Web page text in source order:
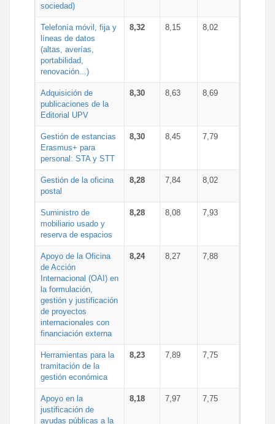
sociedad)
Telefonía móvil, fija y
líneas de datos
(altas, averías,
portabilidad,
renovación...)
8,32 8,15 8,02
Adquisición de
publicaciones de la
Editorial UPV
8,30 8,63 8,69
Gestión de estancias
Erasmus+ para
personal: STA y STT
8,30 8,45 7,79
Gestión de la oficina
postal
8,28 7,84 8,02
Suministro de
mobiliario usado y
reserva de espacios
8,28 8,08 7,93
Apoyo de la Oficina
de Acción
Internacional (OAI) en
la formulación,
gestión y justificación
de proyectos
internacionales con
financiación externa
8,24 8,27 7,88
Herramientas para la
tramitación de la
gestión económica
8,23 7,89 7,75
Apoyo en la
justificación de
ayudas públicas a la
8,18 7,97 7,75